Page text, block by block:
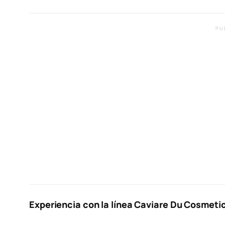
Experiencia con la línea Caviare Du